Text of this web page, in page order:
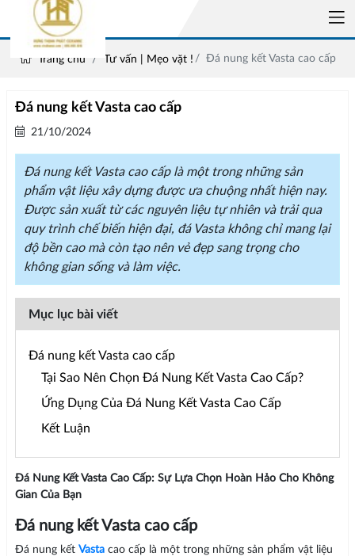
Trang chủ Tư vấn | Mẹo vặt ! Đá nung kết Vasta cao cấp
Đá nung kết Vasta cao cấp
21/10/2024
Đá nung kết Vasta cao cấp là một trong những sản
phẩm vật liệu xây dựng được ưa chuộng nhất hiện nay.
Được sản xuất từ các nguyên liệu tự nhiên và trải qua
quy trình chế biến hiện đại, đá Vasta không chỉ mang lại
độ bền cao mà còn tạo nên vẻ đẹp sang trọng cho
không gian sống và làm việc.
Mục lục bài viết
Đá nung kết Vasta cao cấp
Tại Sao Nên Chọn Đá Nung Kết Vasta Cao Cấp?
Ứng Dụng Của Đá Nung Kết Vasta Cao Cấp
Kết Luận
Đá Nung Kết Vasta Cao Cấp: Sự Lựa Chọn Hoàn Hảo Cho Không
Gian Của Bạn
Đá nung kết Vasta cao cấp
Đá nung kết Vastacao cấp là một trong những sản phẩm vật liệu